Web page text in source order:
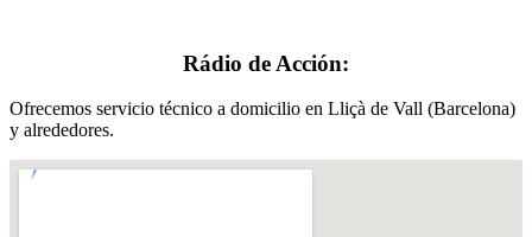
Rádio de Acción:
Ofrecemos servicio técnico a domicilio en Lliçà de Vall (Barcelona)
y alrededores.